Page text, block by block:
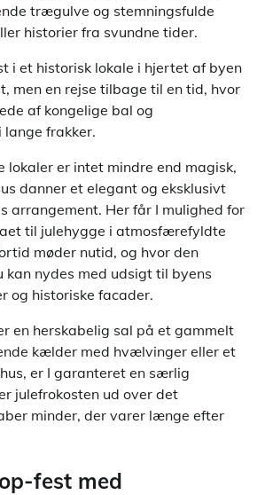
trægulve og stemningsfulde
historier fra svundne tider.
i et historisk lokale i hjertet af byen
men en rejse tilbage til en tid, hvor
af kongelige bal og
frakker.
lokaler er intet mindre end magisk,
danner et elegant og eksklusivt
arrangement. Her får I mulighed for
til julehygge i atmosfærefyldte
møder nutid, og hvor den
kan nydes med udsigt til byens
og historiske facader.
en herskabelig sal på et gammelt
kælder med hvælvinger eller et
er I garanteret en særlig
julefrokosten ud over det
minder, der varer længe efter
fest med